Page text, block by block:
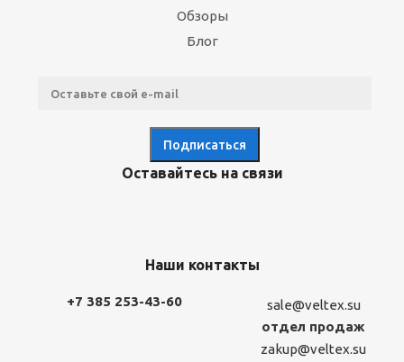
Обзоры
Блог
Оставайтесь на связи
Наши контакты
+7 385 253-43-60
sale@veltex.su
отдел продаж
zakup@veltex.su